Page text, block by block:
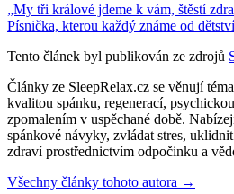
„My tři králové jdeme k vám, štěstí
Písnička, kterou každý známe od
Tento článek byl publikován ze zdrojů
Články ze SleepRelax.cz se věnují
kvalitou spánku, regenerací,
zpomalením v uspěchané době.
spánkové návyky, zvládat stres,
zdraví prostřednictvím odpočinku a
Všechny články tohoto autora →